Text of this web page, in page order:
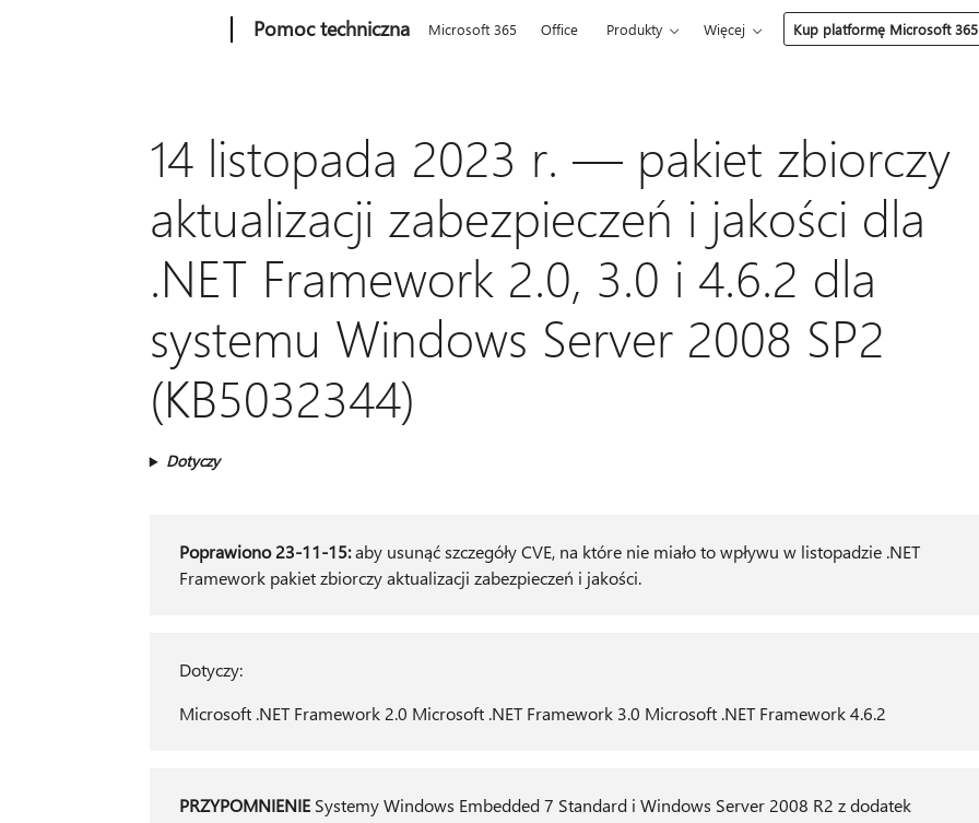
Pomoc techniczna Microsoft 365 Office Produkty Więcej Kup platformę Microsoft 365
14 listopada 2023 r. — pakiet zbiorczy
aktualizacji zabezpieczeń i jakości dla
.NET Framework 2.0, 3.0 i 4.6.2 dla
systemu Windows Server 2008 SP2
(KB5032344)
Dotyczy
Poprawiono 23-11-15:aby usunąć szczegóły CVE, na które nie miało to wpływu w listopadzie .NET
Framework pakiet zbiorczy aktualizacji zabezpieczeń i jakości.
Dotyczy:
Microsoft .NET Framework 2.0 Microsoft .NET Framework 3.0 Microsoft .NET Framework 4.6.2
PRZYPOMNIENIESystemy Windows Embedded 7 Standard i Windows Server 2008 R2 z dodatek